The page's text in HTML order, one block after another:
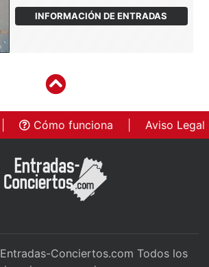
INFORMACIÓN DE ENTRADAS
Cómo funciona Aviso Legal
Entradas-Conciertos.com Todos los